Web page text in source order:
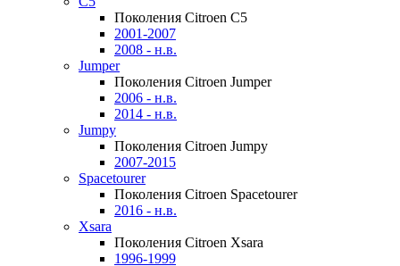
Поколения Citroen C5
2001-2007
2008 - н.в.
Jumper
Поколения Citroen Jumper
2006 - н.в.
2014 - н.в.
Jumpy
Поколения Citroen Jumpy
2007-2015
Spacetourer
Поколения Citroen Spacetourer
2016 - н.в.
Xsara
Поколения Citroen Xsara
1996-1999